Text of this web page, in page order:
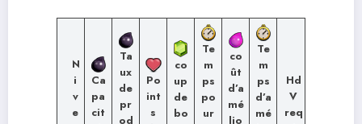
N
i
v
e
Ca
pa
cit
Ta
ux
de
pr
od
Po
int
s
co
up
de
bo
Te
m
ps
po
ur
co
ût
d’a
mé
lio
Te
m
ps
d’a
mé
Hd
V
req